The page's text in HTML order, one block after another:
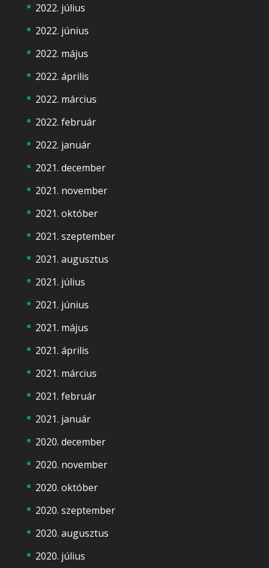
2022. július
2022. június
2022. május
2022. április
2022. március
2022. február
2022. január
2021. december
2021. november
2021. október
2021. szeptember
2021. augusztus
2021. július
2021. június
2021. május
2021. április
2021. március
2021. február
2021. január
2020. december
2020. november
2020. október
2020. szeptember
2020. augusztus
2020. július